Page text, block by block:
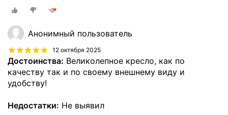
Анонимный пользователь
12 октября 2025
Достоинства: Великолепное кресло, как по
качеству так и по своему внешнему виду и
удобству!
Недостатки: Не выявил